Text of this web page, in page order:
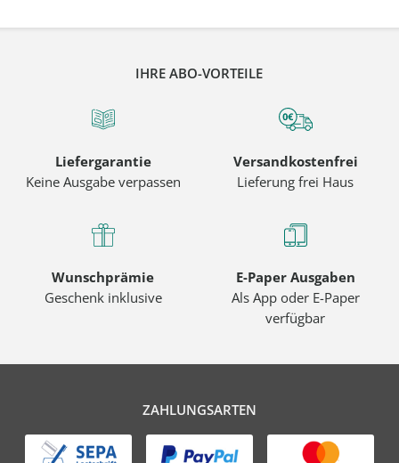
IHRE ABO-VORTEILE
Liefergarantie
Keine Ausgabe verpassen
Versandkostenfrei
Lieferung frei Haus
Wunschprämie
Geschenk inklusive
E-Paper Ausgaben
Als App oder E-Paper
verfügbar
ZAHLUNGSARTEN